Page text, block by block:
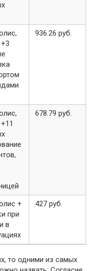
936.26 руб.
678.79 руб.
+
при
в
427 руб.
то одними из самых